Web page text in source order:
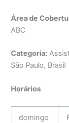
Área de
ABC
Categoria:
São Paulo, Brasil
Horários
domingo